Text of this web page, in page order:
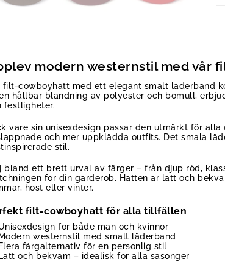
modern westernstil med vår
filt-cowboyhatt med ett elegant smalt läderband
hållbar blandning av polyester och bomull,
festligheter.
vare sin unisexdesign passar den utmärkt för
och mer uppklädda outfits. Det smala
stil.
bland ett brett urval av färger – från djup röd,
för din garderob. Hatten är lätt och
höst eller vinter.
filt-cowboyhatt för alla tillfällen
för både män och kvinnor
Modern westernstil med smalt läderband
Flera färgalternativ för en personlig stil
Lätt och bekväm – idealisk för alla säsonger